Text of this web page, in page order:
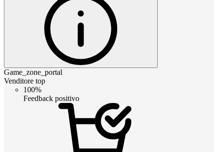
Game_zone_portal
Venditore top
100%
Feedback positivo